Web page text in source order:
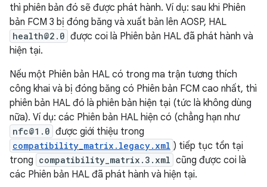
thì phiên bản đó sẽ được phát hành. Ví dụ: sau khi Phiên
bản FCM 3 bị đóng băng và xuất bản lên AOSP, HAL
health@2.0 được coi là Phiên bản HAL đã phát hành và
hiện tại.
Nếu một Phiên bản HAL có trong ma trận tương thích
công khai và bị đóng băng có Phiên bản FCM cao nhất, thì
phiên bản HAL đó là phiên bản hiện tại (tức là không dùng
nữa). Ví dụ: các Phiên bản HAL hiện có (chẳng hạn như
nfc@1.0 được giới thiệu trong
compatibility_matrix.legacy.xml ) tiếp tục tồn tại
trong compatibility_matrix.3.xml cũng được coi là
các Phiên bản HAL đã phát hành và hiện tại.